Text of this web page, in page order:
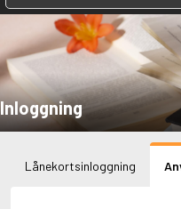
Inloggning
Lånekortsinloggning